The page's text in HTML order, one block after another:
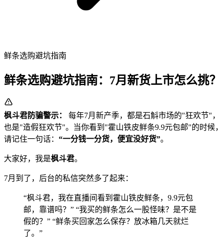
鲜条选购避坑指南
鲜条选购避坑指南：7月新货上市怎么挑
枫斗君防骗警示：
每年7月新产季，都是石斛市场的"狂欢节"
也是"造假狂欢节"。当你看到"霍山铁皮鲜条9.9元包邮"的时候
请记住一句话： “一分钱一分货，便宜没好货”。
大家好，我是枫斗君。
7月到了，后台的私信突然多了起来：
“枫斗君，我在直播间看到霍山铁皮鲜条，9.9元包
邮，靠谱吗？” “我买的鲜条怎么一股怪味？是不是
假的？” “鲜条买回家怎么保存？放冰箱几天就烂
了。”